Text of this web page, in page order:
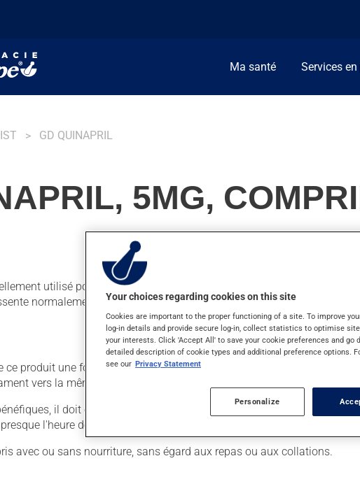
Ma santé Services
GD QUINAPRIL
5MG,
utilisé pour faciliter le travail du coeur ou pour diminuer la
normalement pas son action.
ce produit une fois par jour. Il est possible que votre pharmacien
vers la même heure, au même moment de la journée.
il doit être utilisé de façon régulière et continue. Assurez-
l'heure de votre dose suivante, laissez simplement tomber la
avec ou sans nourriture, sans égard aux repas ou aux collations.
Your choices regarding cookies on this site
Cookies are important to the proper functioning of a site. To improve
log-in details and provide secure log-in, collect statistics to optimise
your interests. Click 'Accept All' to save your cookie preferences and
detailed description of cookie types and additional preference options.
see our Privacy Statement
Personalize